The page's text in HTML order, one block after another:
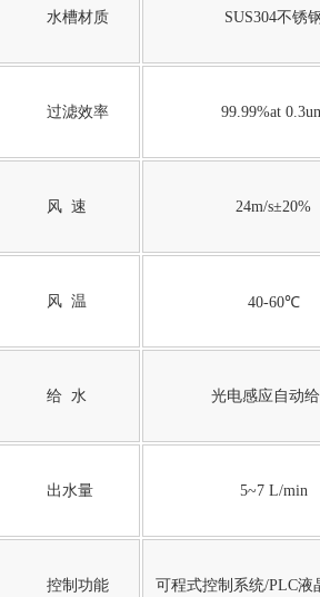
水槽材质 SUS304不锈
过滤效率 99.99%at
风 速 24m/s±20%
风 温 40-60℃
给 水 光电感应自动
出水量 5~7 L/min
控制功能 可程式控制系统/PLC液